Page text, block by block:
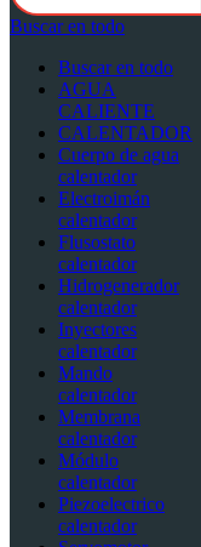
Buscar en todo
Buscar en todo
AGUA
CALIENTE
CALENTADOR
Cuerpo de agua
calentador
Electroimán
calentador
Flusostato
calentador
Hidrogenerador
calentador
Inyectores
calentador
Mando
calentador
Membrana
calentador
Módulo
calentador
Piezoelectrico
calentador